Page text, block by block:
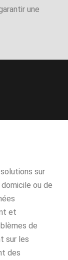
une
sur
ou de
et
de
sur les
des